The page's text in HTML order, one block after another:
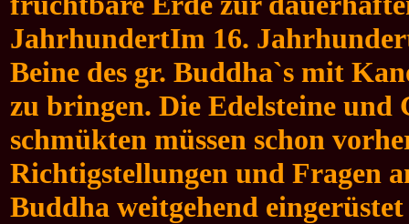
JahrhundertIm 16.
Beine des gr. Buddha`s mit
zu bringen. Die Edelsteine
schmükten müssen schon
Richtigstellungen und Fragen
Buddha weitgehend